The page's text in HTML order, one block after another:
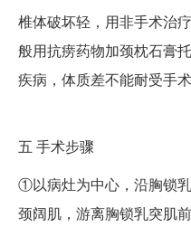
椎体破坏轻，用非手术治
般用抗痨药物加颈枕石膏
疾病，体质差不能耐受手术
五 手术步骤
①以病灶为中心，沿胸锁
颈阔肌，游离胸锁乳突肌